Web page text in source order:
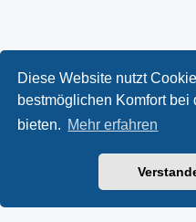
Diese Website nutzt
bestmöglichen Komfort bei
bieten. Mehr erfahren